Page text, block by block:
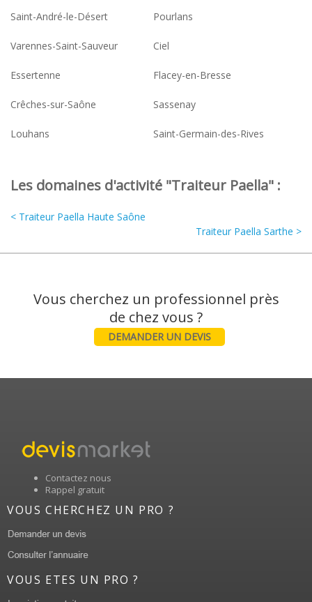
Saint-André-le-Désert Pourlans
Varennes-Saint-Sauveur Ciel
Essertenne Flacey-en-Bresse
Crêches-sur-Saône Sassenay
Louhans Saint-Germain-des-Rives
Les domaines d'activité "Traiteur Paella" :
< Traiteur Paella Haute Saône
Traiteur Paella Sarthe >
Vous cherchez un professionnel près
DEMANDER UN DEVIS
Contactez nous
Rappel gratuit
VOUS CHERCHEZ UN PRO ?
VOUS ETES UN PRO ?